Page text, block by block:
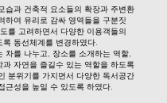
습과 건축적 요소들의 확장과 주변환
하여 유리로 감싸 영역들을 구분짓
를 고려하면서 다양한 이용객들의
록 동선체계를 변경하였다.
차를 나누고, 장소를 소개하는 역할,
과 자연을 즐길수 있는 역할을 하도록
분위기를 가지면서 다양한 독서공간
근성을 높일 수 있도록 하였다.